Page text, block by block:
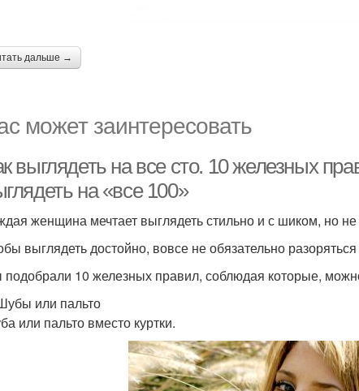
дальше →
может заинтересовать
выглядеть на все сто. 10 железных
на «все 100»
женщина мечтает выглядеть стильно и с шиком, но не
выглядеть достойно, вовсе не обязательно
10 железных правил, соблюдая которые,
или пальто
или пальто вместо куртки.